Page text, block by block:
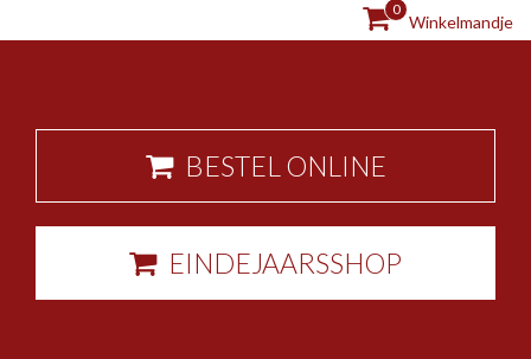
0
Winkelmandje
BESTEL ONLINE
EINDEJAARSSHOP